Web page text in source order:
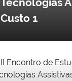
Custo 1